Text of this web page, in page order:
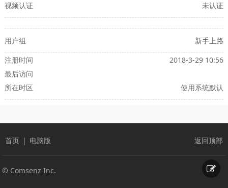
视频认证
未认证
用户组
新手上路
注册时间
2018-3-29 10:56
最后访问
所在时区
使用系统默认
首页 | 电脑版 返回顶部
© Comsenz Inc.